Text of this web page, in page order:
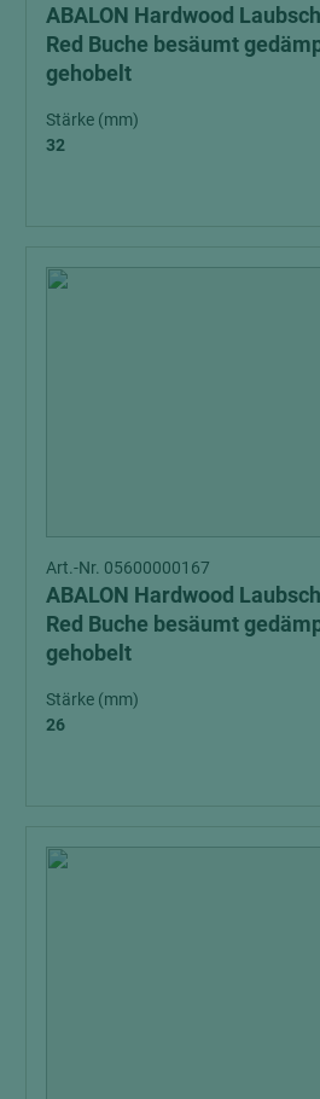
ABALON Hardwood
Red Buche besäumt
gehobelt
Stärke (mm)
32
Art.-Nr. 05600000167
ABALON Hardwood
Red Buche besäumt
gehobelt
Stärke (mm)
26